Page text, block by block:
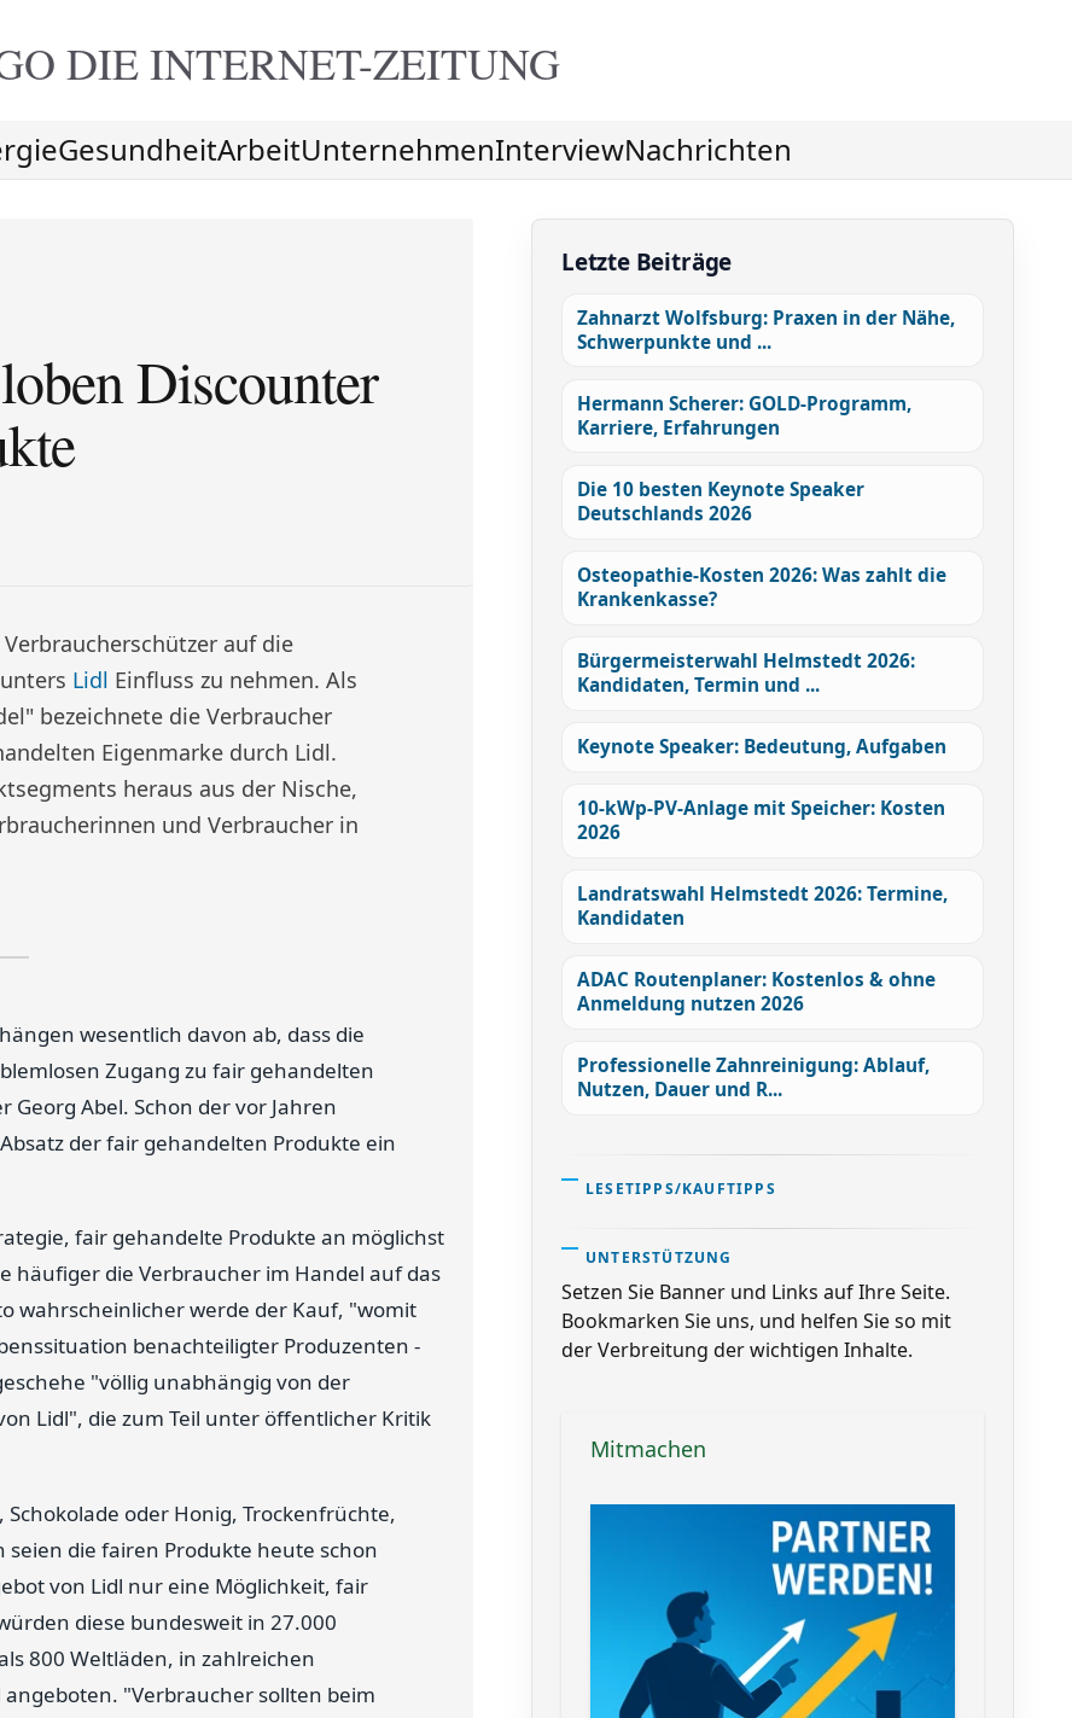
DIEINTERNET-ZEITUNG
GesundheitArbeitUnternehmenInterviewNachrichten
Discounter
auf die
Lidl Einfluss zu nehmen. Als
bezeichnete die Verbraucher
Eigenmarke durch Lidl.
heraus aus der Nische,
und Verbraucher in
wesentlich davon ab, dass die
Zugang zu fair gehandelten
Abel. Schon der vor Jahren
der fair gehandelten Produkte ein
fair gehandelte Produkte an möglichst
häufiger die Verbraucher im Handel auf das
wahrscheinlicher werde der Kauf, "womit
benachteiligter Produzenten -
"völlig unabhängig von der
Lidl", die zum Teil unter öffentlicher Kritik
oder Honig, Trockenfrüchte,
die fairen Produkte heute schon
von Lidl nur eine Möglichkeit, fair
diese bundesweit in 27.000
800 Weltläden, in zahlreichen
"Verbraucher sollten beim
Letzte Beiträge
Zahnarzt Wolfsburg: Praxen in der Nähe,
Schwerpunkte und ...
Hermann Scherer: GOLD-Programm,
Karriere, Erfahrungen
Die 10 besten Keynote Speaker
Deutschlands 2026
Osteopathie-Kosten 2026: Was zahlt die
Krankenkasse?
Bürgermeisterwahl Helmstedt 2026:
Kandidaten, Termin und ...
Keynote Speaker: Bedeutung, Aufgaben
10-kWp-PV-Anlage mit Speicher: Kosten
2026
Landratswahl Helmstedt 2026: Termine,
Kandidaten
ADAC Routenplaner: Kostenlos & ohne
Anmeldung nutzen 2026
Professionelle Zahnreinigung: Ablauf,
Nutzen, Dauer und R...
LESETIPPS/KAUFTIPPS
UNTERSTÜTZUNG
Setzen Sie Banner und Links auf Ihre Seite.
Bookmarken Sie uns, und helfen Sie so mit
der Verbreitung der wichtigen Inhalte.
Mitmachen